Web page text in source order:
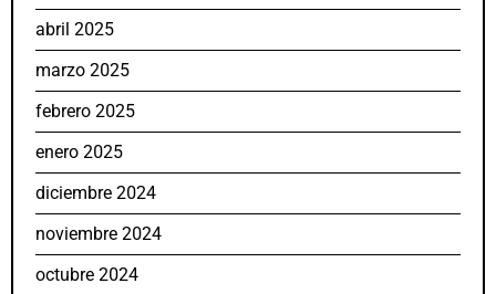
abril 2025
marzo 2025
febrero 2025
enero 2025
diciembre 2024
noviembre 2024
octubre 2024